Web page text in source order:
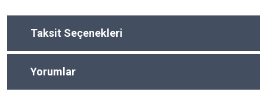
Taksit Seçenekleri
Yorumlar